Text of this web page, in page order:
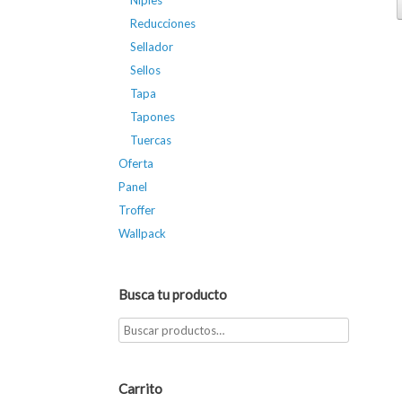
Reducciones
Sellador
Sellos
Tapa
Tapones
Tuercas
Oferta
Panel
Troffer
Wallpack
Busca tu producto
Carrito